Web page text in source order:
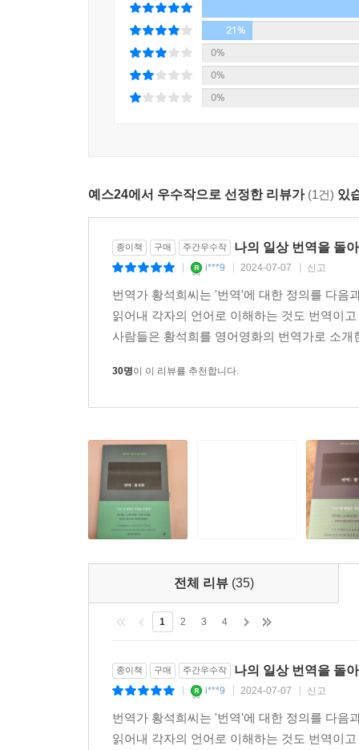
21%
0%
0%
0%
예스24에서 우수작으로 선정한 리뷰가 (1건) 있
종이책 구매 주간우수작 나의 일상 번역을 돌
i***9 2024-07-07 신고
번역가 황석희씨는 '번역'에 대한 정의를 다음
읽어내 각자의 언어로 이해하는 것도 번역이
사람들은 황석희를 영어영화의 번역가로 소
30명이 이 리뷰를 추천합니다.
전체 리뷰 (35)
1 2 3 4
종이책 구매 주간우수작 나의 일상 번역을 돌
i***9 2024-07-07 신고
번역가 황석희씨는 '번역'에 대한 정의를 다음
읽어내 각자의 언어로 이해하는 것도 번역이